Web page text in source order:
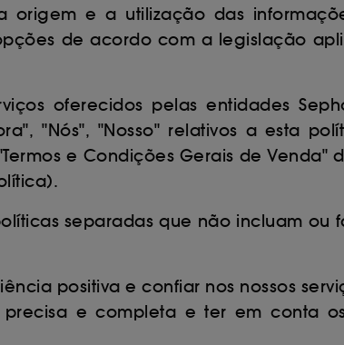
origem e a utilização das
de acordo com a legislação
oferecidos pelas entidades
"Nós", "Nosso" relativos a esta
e Condições Gerais de Venda"
separadas que não incluam ou
positiva e confiar nos nossos
e completa e ter em conta